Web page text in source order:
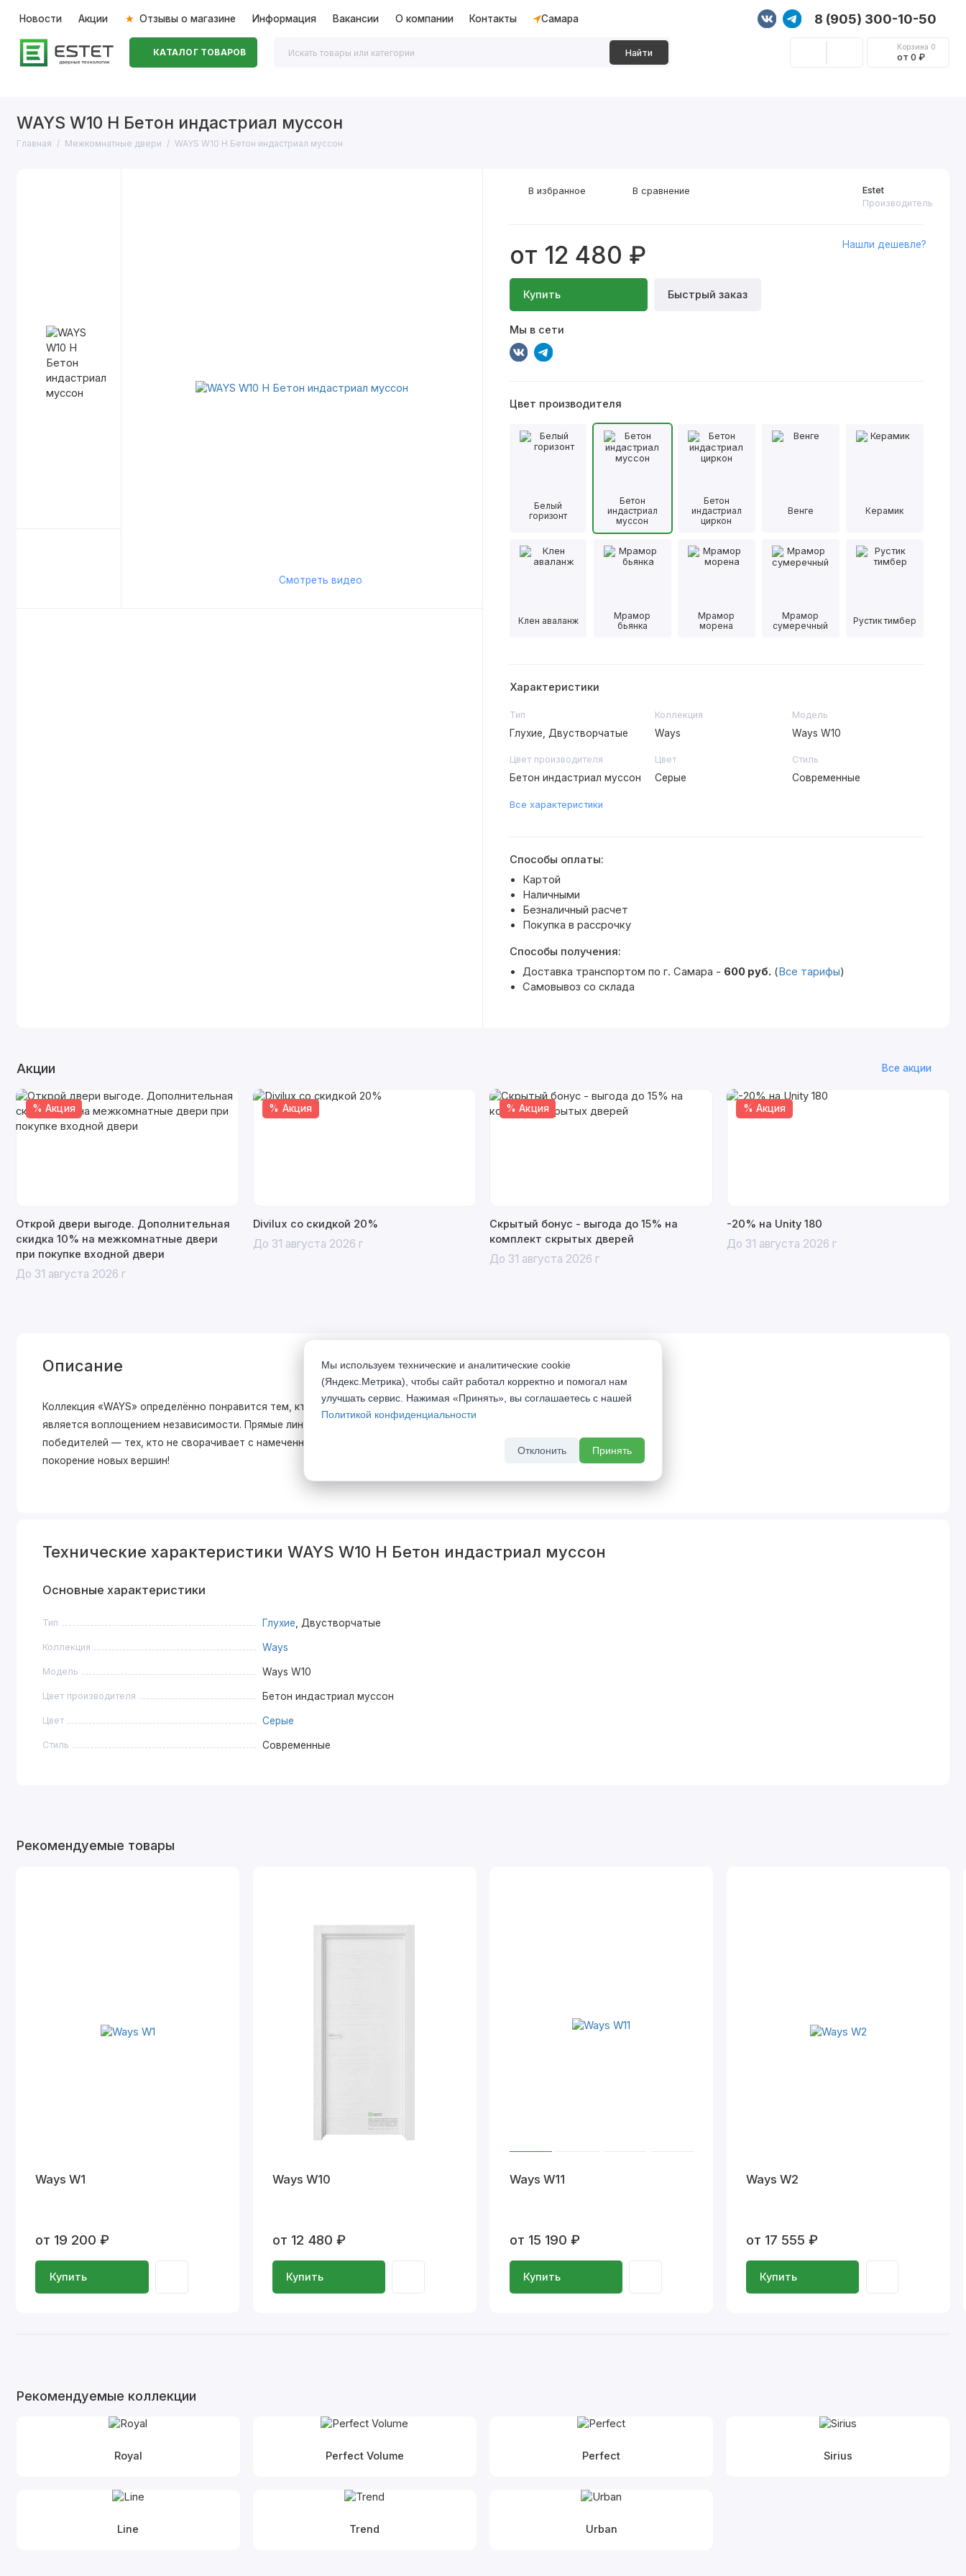
Новости Акции Отзывы о магазине Информация Вакансии О компании Контакты Самара 8 (905) 300-10-50
КАТАЛОГ ТОВАРОВ Найти
Корзина 0
от 0 ₽
WAYS W10 H Бетон индастриал муссон
Главная Межкомнатные двери WAYS W10 H Бетон индастриал муссон
Смотреть видео
Estet
Производитель
от 12 480 ₽
Купить Быстрый заказ
Нашли дешевле?
Мы в сети
В избранное В сравнение
Цвет производителя
Белый
горизонт
Бетон
индастриал
муссон
Бетон
индастриал
циркон
Венге Керамик
Клен аваланж
Мрамор
бьянка
Мрамор
морена
Мрамор
сумеречный
Рустик тимбер
Характеристики
Тип
Глухие, Двустворчатые
Коллекция
Ways
Модель
Ways W10
Цвет производителя
Бетон индастриал муссон
Цвет
Серые
Стиль
Современные
Все характеристики
Способы оплаты:
Картой
Наличными
Безналичный расчет
Покупка в рассрочку
Способы получения:
Доставка транспортом по г. Самара - 600 руб. (Все тарифы)
Самовывоз со склада
Акции Все акции
% Акция
Открой двери выгоде. Дополнительная
скидка 10% на межкомнатные двери
при покупке входной двери
До 31 августа 2026 г
% Акция
Divilux со скидкой 20%
До 31 августа 2026 г
% Акция
Скрытый бонус - выгода до 15% на
комплект скрытых дверей
До 31 августа 2026 г
% Акция
-20% на Unity 180
До 31 августа 2026 г
Описание
Коллекция «WAYS» определённо понравится тем, кто привык сам выбирать себе судьбу, а не ждать её. «WAYS»
является воплощением независимости. Прямые линии моделей данной коллекции подчеркивают траекторию
победителей — тех, кто не сворачивает с намеченного пути. Пусть двери «WAYS» вдохновляют Вас на
покорение новых вершин!
Технические характеристики WAYS W10 H Бетон индастриал муссон
Основные характеристики
Тип Глухие , Двустворчатые
Коллекция Ways
Модель Ways W10
Цвет производителя Бетон индастриал муссон
Цвет Серые
Стиль Современные
Рекомендуемые товары
Ways W1
от 19 200 ₽
Купить
Ways W10
от 12 480 ₽
Купить
Ways W11
от 15 190 ₽
Купить
Ways W2
от 17 555 ₽
Купить
Рекомендуемые коллекции
Royal Perfect Volume Perfect Sirius
Line Trend Urban
Мы используем технические и аналитические cookie
(Яндекс.Метрика), чтобы сайт работал корректно и помогал нам
улучшать сервис. Нажимая «Принять», вы соглашаетесь с нашей
Политикой конфиденциальности
Отклонить Принять